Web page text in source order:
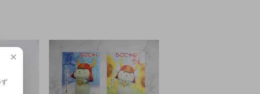
×
ず